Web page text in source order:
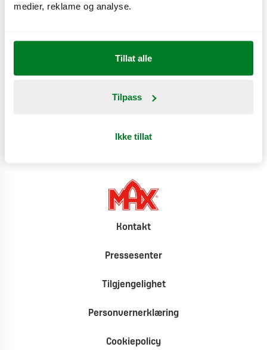
medier, reklame og analyse.
Tillat alle
Tilpass
Ikke tillat
Næringsinnhold
Produktinformasjon
Kontakt
Pressesenter
Tilgjengelighet
Personvernerklæring
Cookiepolicy